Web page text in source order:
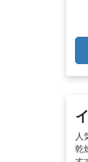
人
乾